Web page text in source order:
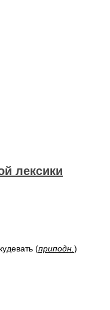
лексики
(приподн. )